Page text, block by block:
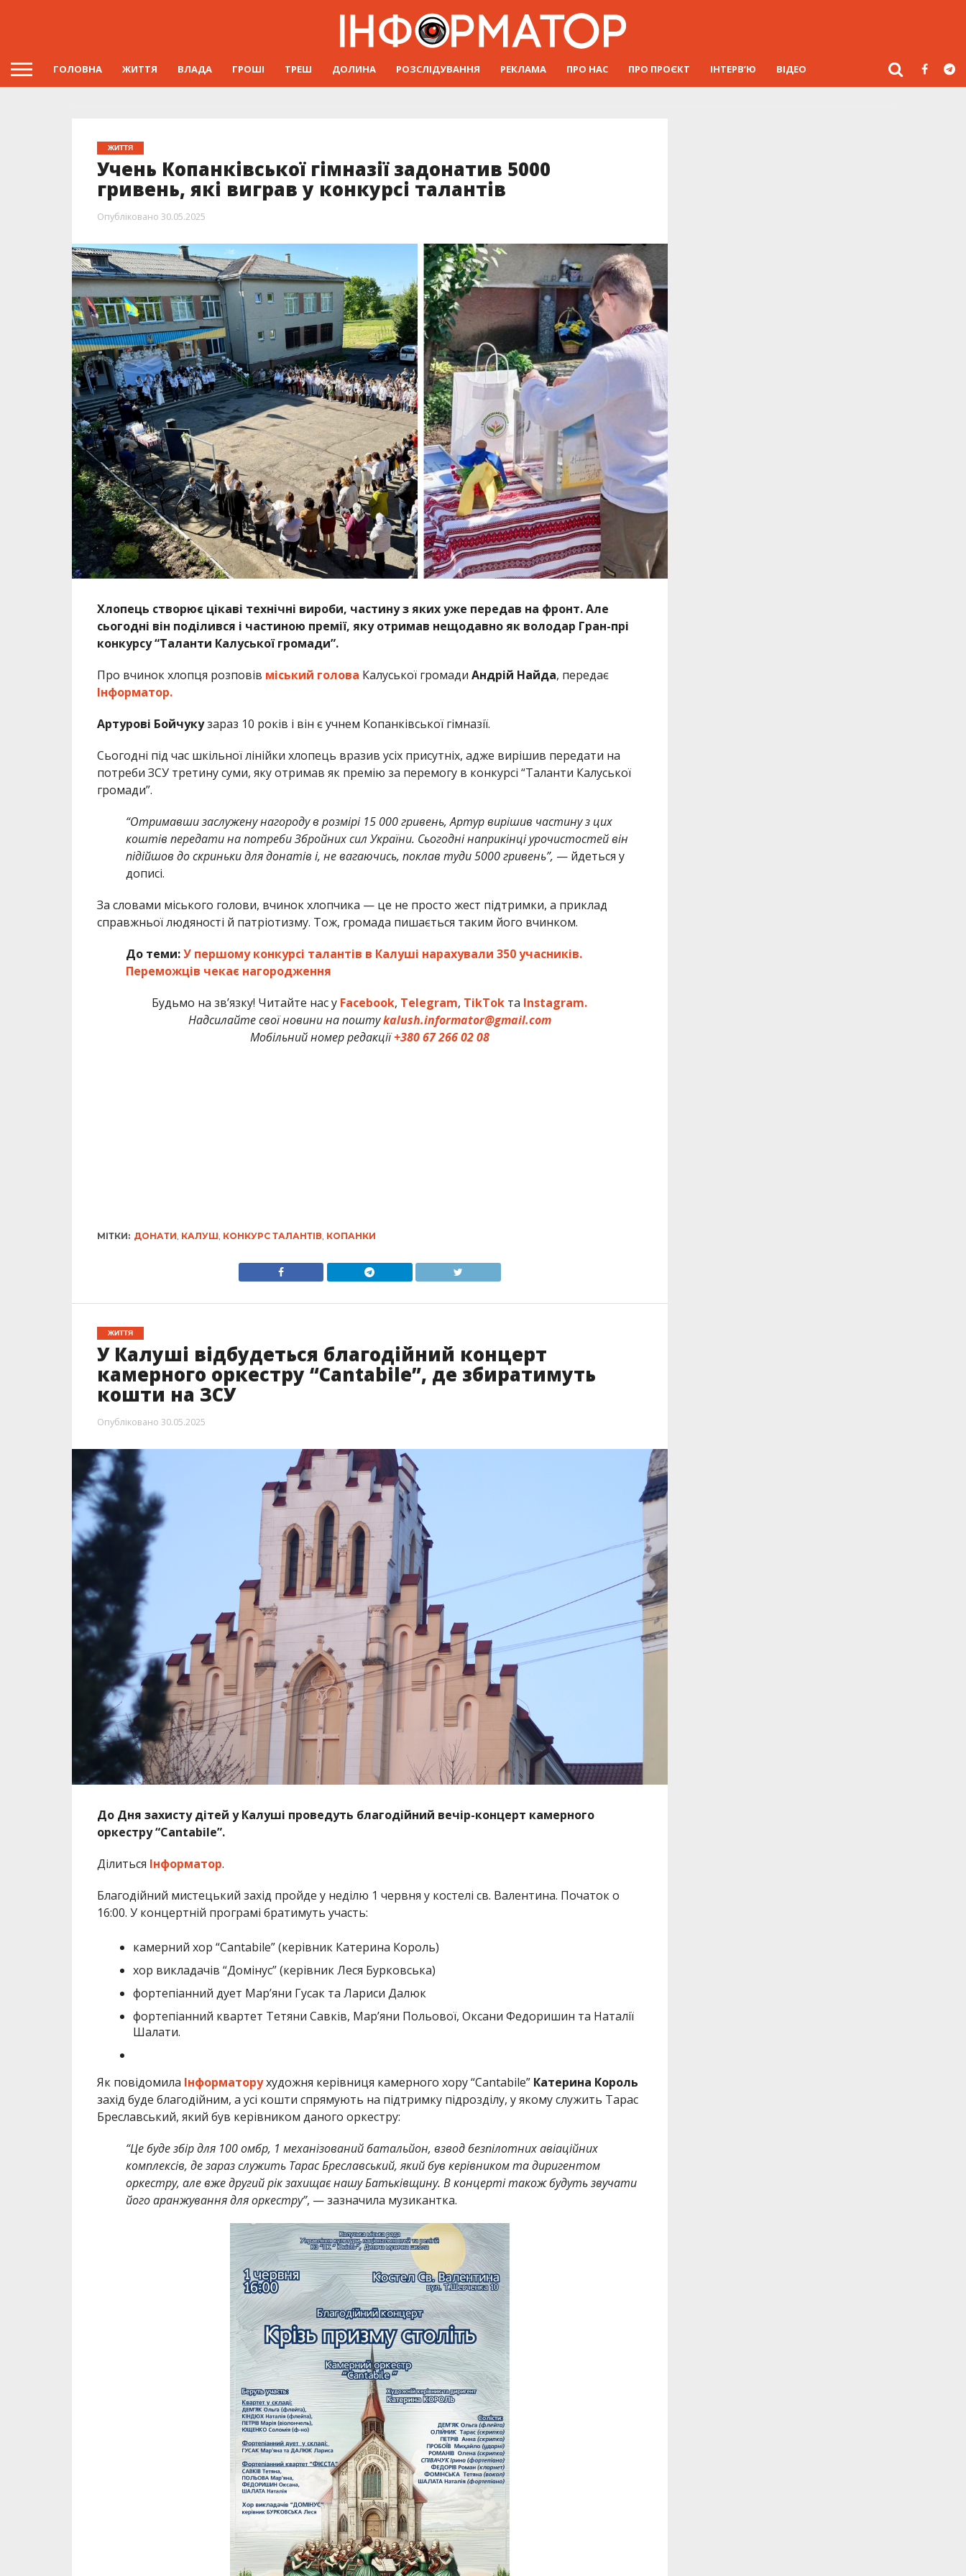
ГОЛОВНА ЖИТТЯ ВЛАДА ГРОШІ ТРЕШ ДОЛИНА РОЗСЛІДУВАННЯ РЕКЛАМА ПРО НАС ПРО ПРОЄКТ ІНТЕРВ’Ю ВІДЕО
ЖИТТЯ
Учень Копанківської гімназії задонатив 5000
гривень, які виграв у конкурсі талантів
Опубліковано 30.05.2025
Хлопець створює цікаві технічні вироби, частину з яких уже передав на фронт. Але
сьогодні він поділився і частиною премії, яку отримав нещодавно як володар Гран-прі
конкурсу “Таланти Калуської громади”.
Про вчинок хлопця розповів міський голова Калуської громади Андрій Найда, передає
Інформатор.
Артурові Бойчукузараз 10 років і він є учнем Копанківської гімназії.
Сьогодні під час шкільної лінійки хлопець вразив усіх присутніх, адже вирішив передати на
потреби ЗСУ третину суми, яку отримав як премію за перемогу в конкурсі “Таланти Калуської
громади”.
“Отримавши заслужену нагороду в розмірі 15 000 гривень, Артур вирішив частину з цих
коштів передати на потреби Збройних сил України. Сьогодні наприкінці урочистостей він
підійшов до скриньки для донатів і, не вагаючись, поклав туди 5000 гривень”, — йдеться у
дописі.
За словами міського голови, вчинок хлопчика — це не просто жест підтримки, а приклад
справжньої людяності й патріотизму. Тож, громада пишається таким його вчинком.
До теми:У першому конкурсі талантів в Калуші нарахували 350 учасників.
Переможців чекає нагородження
Будьмо на зв’язку! Читайте нас у Facebook, Telegram, TikTok та Instagram.
Надсилайте свої новини на поштуkalush.informator@gmail.com
Мобільний номер редакції+380 67 266 02 08
МІТКИ: ДОНАТИ, КАЛУШ, КОНКУРС ТАЛАНТІВ, КОПАНКИ
ЖИТТЯ
У Калуші відбудеться благодійний концерт
камерного оркестру “Cantabile”, де збиратимуть
кошти на ЗСУ
Опубліковано 30.05.2025
До Дня захисту дітей у Калуші проведуть благодійний вечір-концерт камерного
оркестру “Cantabile”.
Ділиться Інформатор.
Благодійний мистецький захід пройде у неділю 1 червня у костелі св. Валентина. Початок о
16:00. У концертній програмі братимуть участь:
камерний хор “Cantabile” (керівник Катерина Король)
хор викладачів “Домінус” (керівник Леся Бурковська)
фортепіанний дует Мар’яни Гусак та Лариси Далюк
фортепіанний квартет Тетяни Савків, Мар’яни Польової, Оксани Федоришин та Наталії
Шалати.
Як повідомила Інформаторухудожня керівниця камерного хору “Cantabile” Катерина Король
захід буде благодійним, а усі кошти спрямують на підтримку підрозділу, у якому служить Тарас
Бреславський, який був керівником даного оркестру:
“Це буде збір для 100 омбр, 1 механізований батальйон, взвод безпілотних авіаційних
комплексів, де зараз служить Тарас Бреславський, який був керівником та диригентом
оркестру, але вже другий рік захищає нашу Батьківщину. В концерті також будуть звучати
його аранжування для оркестру”, — зазначила музикантка.